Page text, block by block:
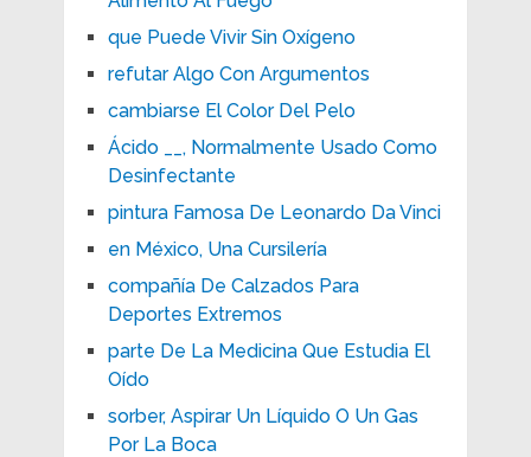
que Puede Vivir Sin Oxígeno
refutar Algo Con Argumentos
cambiarse El Color Del Pelo
Ácido __, Normalmente Usado Como
Desinfectante
pintura Famosa De Leonardo Da Vinci
en México, Una Cursilería
compañía De Calzados Para
Deportes Extremos
parte De La Medicina Que Estudia El
Oído
sorber, Aspirar Un Líquido O Un Gas
Por La Boca